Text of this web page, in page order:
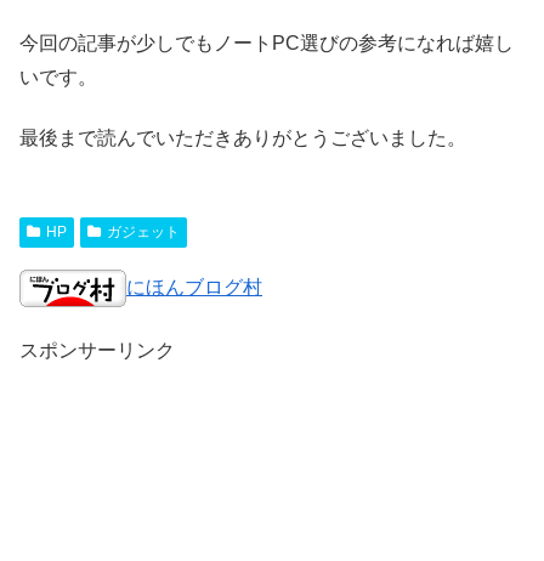
今回の記事が少しでもノートPC選びの参考になれば嬉し
いです。
最後まで読んでいただきありがとうございました。
HP ガジェット
にほんブログ村
スポンサーリンク